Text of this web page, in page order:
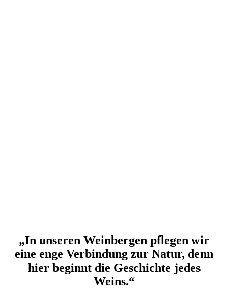
„In unseren Weinbergen pflegen wir
eine enge Verbindung zur Natur, denn
hier beginnt die Geschichte jedes
Weins.“